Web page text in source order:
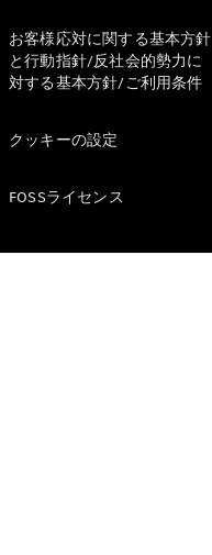
レーション
試乗リクエ
ロダクト
ログラム
お客様応対に関する基本方針
と行動指針/反社会的勢力に
対する基本方針/ご利用条件
クッキーの設定
FOSSライセンス